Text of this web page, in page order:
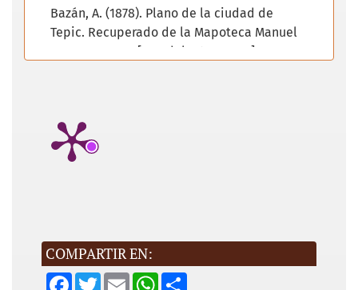
COMPARTIR EN:
F
T
E
W
S
Bazán, A. (1878). Plano de la ciudad de
Tepic. Recuperado de la Mapoteca Manuel
Orozco y Berra [en adelante MMOB].
GG.
Beruete, S. (2016). Jardinosofía. Una historia
ciudades. I. Sociedad, cultura y paisaje
urbano. Madrid: del Serbal.